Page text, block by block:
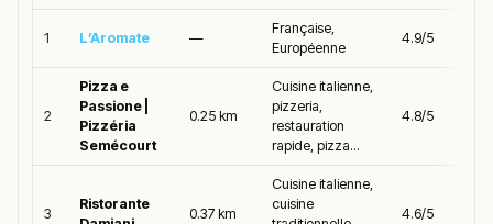
1 L’Aromate —
Française,
Européenne
4.9/5
2
Pizza e
Passione |
Pizzéria
Semécourt
0.25 km
Cuisine italienne,
pizzeria,
restauration
rapide, pizza...
4.8/5
3
Ristorante
0.37 km
Cuisine italienne,
cuisine
4.6/5